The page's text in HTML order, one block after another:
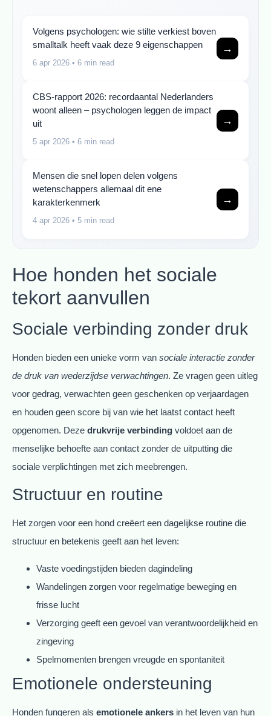
Volgens psychologen: wie stilte verkiest boven
smalltalk heeft vaak deze 9 eigenschappen
6 apr 2026 • 6 min read
→
CBS-rapport 2026: recordaantal Nederlanders
woont alleen – psychologen leggen de impact
uit
5 apr 2026 • 6 min read
→
Mensen die snel lopen delen volgens
wetenschappers allemaal dit ene
karakterkenmerk
4 apr 2026 • 5 min read
→
Hoe honden het sociale
tekort aanvullen
Sociale verbinding zonder druk
Honden bieden een unieke vorm van sociale interactie zonder
de druk van wederzijdse verwachtingen. Ze vragen geen uitleg
voor gedrag, verwachten geen geschenken op verjaardagen
en houden geen score bij van wie het laatst contact heeft
opgenomen. Deze drukvrije verbinding voldoet aan de
menselijke behoefte aan contact zonder de uitputting die
sociale verplichtingen met zich meebrengen.
Structuur en routine
Het zorgen voor een hond creëert een dagelijkse routine die
structuur en betekenis geeft aan het leven:
Vaste voedingstijden bieden dagindeling
Wandelingen zorgen voor regelmatige beweging en
frisse lucht
Verzorging geeft een gevoel van verantwoordelijkheid en
zingeving
Spelmomenten brengen vreugde en spontaniteit
Emotionele ondersteuning
Honden fungeren als emotionele ankers in het leven van hun